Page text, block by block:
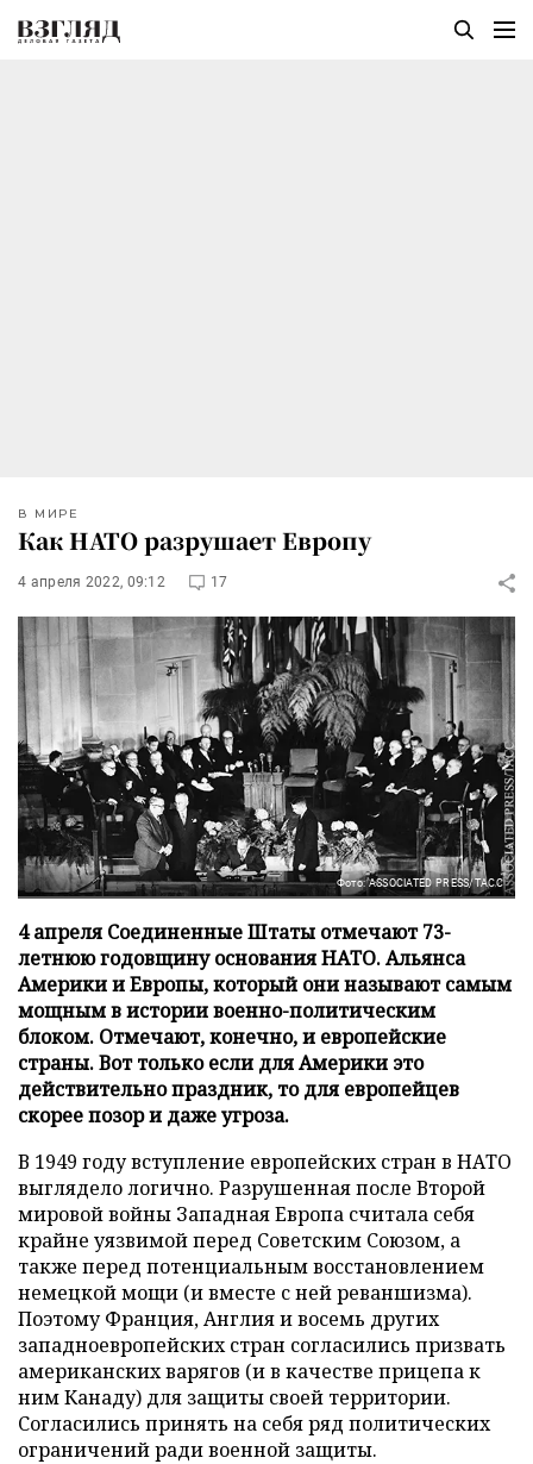
В МИРЕ
Как НАТО разрушает Европу
4 апреля 2022, 09:12 17
Фото: ASSOCIATED PRESS/ТАСС
4 апреля Соединенные Штаты отмечают 73-
летнюю годовщину основания НАТО. Альянса
Америки и Европы, который они называют самым
мощным в истории военно-политическим
блоком. Отмечают, конечно, и европейские
страны. Вот только если для Америки это
действительно праздник, то для европейцев
скорее позор и даже угроза.
В 1949 году вступление европейских стран в НАТО
выглядело логично. Разрушенная после Второй
мировой войны Западная Европа считала себя
крайне уязвимой перед Советским Союзом, а
также перед потенциальным восстановлением
немецкой мощи (и вместе с ней реваншизма).
Поэтому Франция, Англия и восемь других
западноевропейских стран согласились призвать
американских варягов (и в качестве прицепа к
ним Канаду) для защиты своей территории.
Согласились принять на себя ряд политических
ограничений ради военной защиты.